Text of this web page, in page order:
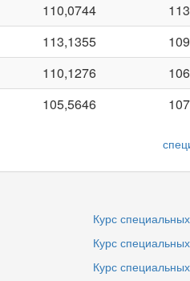
110,0744
113,1355
110,1276
105,5646
Курс
Курс
Курс